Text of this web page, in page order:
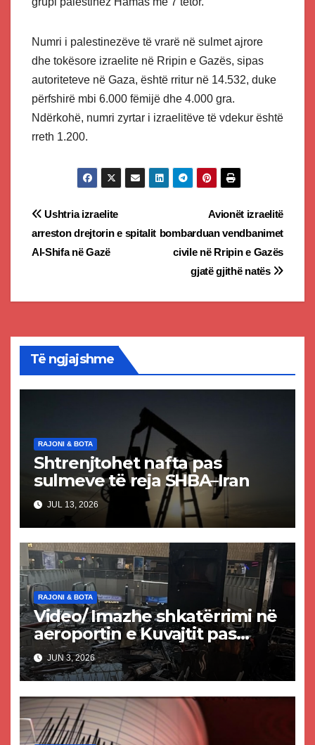
Numri i palestinezëve të vrarë në sulmet ajrore
dhe tokësore izraelite në Rripin e Gazës, sipas
autoriteteve në Gaza, është rritur në 14.532, duke
përfshirë mbi 6.000 fëmijë dhe 4.000 gra.
Ndërkohë, numri zyrtar i izraelitëve të vdekur është
rreth 1.200.
Post
navigation
Avionët izraelitë
bombarduan vendbanimet
civile në Rripin e Gazës
gjatë gjithë natës
Ushtria izraelite
arreston drejtorin e spitalit
Al-Shifa në Gazë
Të ngjajshme
RAJONI & BOTA
Shtrenjtohet nafta pas
sulmeve të reja SHBA–Iran
JUL 13, 2026
RAJONI & BOTA
Video/ Imazhe shkatërrimi në
aeroportin e Kuvajtit pas
sulmit iranian, një i vdekur
dhe shumë të plagosur
JUN 3, 2026